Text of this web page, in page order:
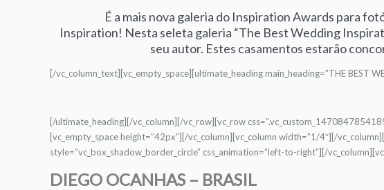
É a mais nova galeria do Inspiration Awards para
Inspiration! Nesta seleta galeria “The Best Wedding
seu autor. Estes casamentos estarão
[/vc_column_text][vc_empty_space][ultimate_heading main_heading=”THE BEST
[/ultimate_heading][/vc_column][/vc_row][vc_row
[vc_empty_space height=”42px”][/vc_column][vc_column width=”1/4″][/
style=”vc_box_shadow_border_circle” css_animation=”left-to-right”][/
DIEGO OCANHAS – BRASIL